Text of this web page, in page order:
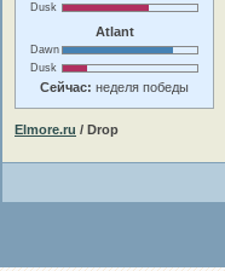
Dusk
Atlant
Dawn
Dusk
Сейчас: неделя победы
Elmore.ru / Drop